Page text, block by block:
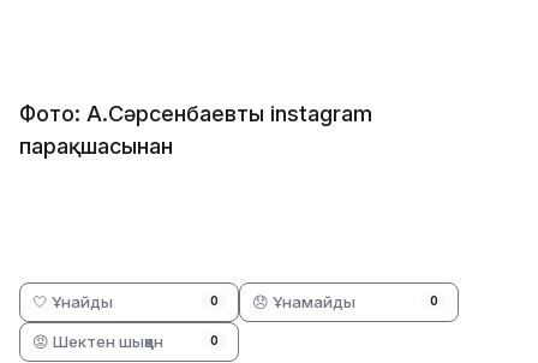
Фото: А.Сәрсенбаевтың instagram
парақшасынан
🤍 Ұнайды 0 😞 Ұнамайды 0
😡 Шектен шыққан 0